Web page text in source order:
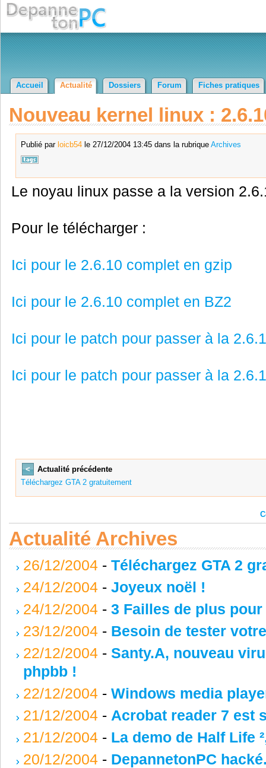
Accueil Actualité Dossiers Forum Fiches pratiques
Nouveau kernel linux :
Publié par loicb54le 27/12/2004 13:45 dans la rubrique Archives
Le noyau linux passe a la version
Pour le télécharger :
Ici pour le 2.6.10 complet en gzip
Ici pour le 2.6.10 complet en BZ2
Ici pour le patch pour passer à la
Ici pour le patch pour passer à la
<
Actualité précédente
Téléchargez GTA 2 gratuitement
Actualité Archives
26/12/2004- Téléchargez GTA 2
24/12/2004- Joyeux noël !
24/12/2004- 3 Failles de plus
23/12/2004- Besoin de tester
22/12/2004- Santy.A, nouveau
phpbb !
22/12/2004- Windows media
21/12/2004- Acrobat reader 7 est
21/12/2004- La demo de Half Life
20/12/2004- DepannetonPC